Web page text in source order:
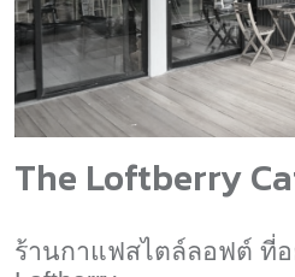
The Loftberry
ร้านกาแฟสไตล์ลอฟต์ ที่อ